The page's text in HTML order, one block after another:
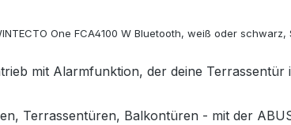
One FCA4100 W Bluetooth, weiß oder schwarz,
mit Alarmfunktion, der deine
Terrassentüren, Balkontüren - mit der